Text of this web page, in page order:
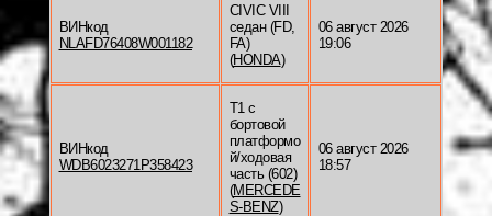
ВИНкод
NLAFD76408W001182
CIVIC VIII
седан (FD,
FA)
(HONDA)
06 август 2026
19:06
ВИНкод
WDB6023271P358423
T1 c
бортовой
платформо
й/ходовая
часть (602)
(MERCEDE
S-BENZ)
06 август 2026
18:57